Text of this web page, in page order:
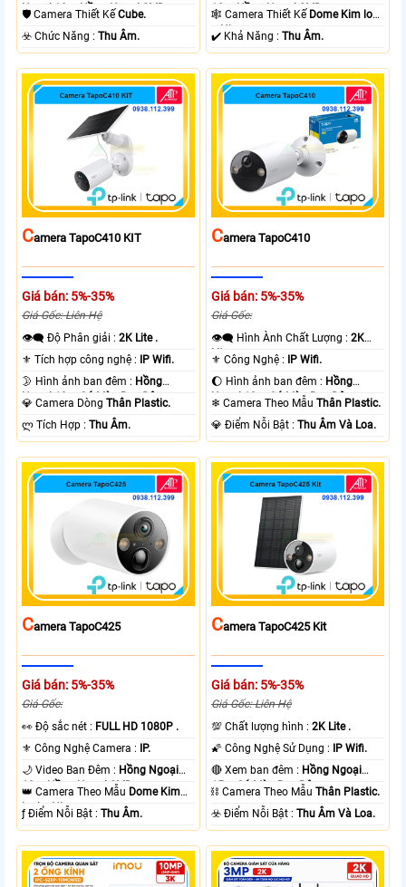
Ngoại 10m Hồng Ngoại SMD.
🛡 Camera Thiết KếCube.
️☣️ Chức Năng :Thu Âm.
10m Hồng Ngoại SMD.
🕸️ Camera Thiết Kế Dome Kim loại
+ Nhựa.
️✔️ Khả Năng :Thu Âm.
CAmera TapoC410 KIT
Giá bán: 5%-35%
Giá Gốc: Liên Hệ
👁️‍🗨 Độ Phân giải :2K Lite .
⚜️ Tích hợp công nghệ :
IP Wifi.
🌛 Hình ảnh ban đêm : Hồng
Ngoại 10m Có Màu Ban Ðêm.
💎 Camera DòngThân Plastic.
️ლ Tích Hợp :Thu Âm.
CAmera TapoC410
Giá bán: 5%-35%
Giá Gốc:
👁️‍🗨 Hình Ành Chất Lượng :2K
Lite .
⚜️ Công Nghệ :
IP Wifi.
🌔 Hình ảnh ban đêm : Hồng
Ngoại 10m Có Màu Ban Ðêm.
❄ Camera Theo MẫuThân Plastic.
️💎 Điểm Nỗi Bật :Thu Âm Và Loa.
CAmera TapoC425
Giá bán: 5%-35%
Giá Gốc:
️👀 Độ sắc nét : FULL HD 1080P .
⚜️ Công Nghệ Camera : IP.
🌙 Video Ban Đêm : Hồng Ngoại
10m Hồng Ngoại SMD.
👑 Camera Theo Mẫu Dome Kim
loại + Nhựa.
️ƒ Điểm Nỗi Bật :Thu Âm.
CAmera TapoC425 Kit
Giá bán: 5%-35%
Giá Gốc: Liên Hệ
💯 Chất lượng hình :2K Lite .
🌠 Công Nghệ Sử Dụng : IP Wifi.
🔴 Xem ban đêm : Hồng Ngoại
15m Có Màu Ban Ðêm.
⛓ Camera Theo MẫuThân Plastic.
️☣️ Điểm Nỗi Bật :Thu Âm Và Loa.